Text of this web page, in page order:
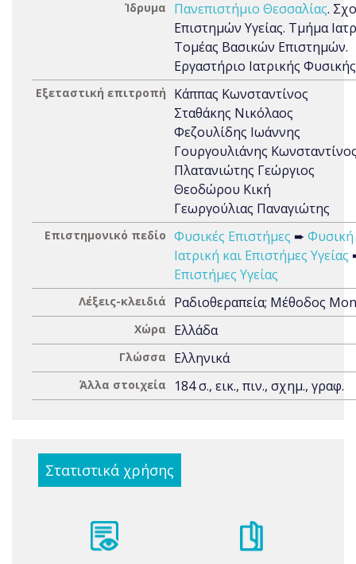
Ίδρυμα Πανεπιστήμιο Θεσσαλίας.
Επιστημών Υγείας. Τμήμα
Τομέας Βασικών Επιστημών.
Εργαστήριο Ιατρικής Φυσικής
Εξεταστική επιτροπή
Κάππας Κωνσταντίνος
Σταθάκης Νικόλαος
Φεζουλίδης Ιωάννης
Γουργουλιάνης
Πλατανιώτης Γεώργιος
Θεοδώρου Κική
Γεωργούλιας Παναγιώτης
Επιστημονικό πεδίο Φυσικές Επιστήμες ➨ Φυσική
Ιατρική και Επιστήμες Υγείας
Επιστήμες Υγείας
Λέξεις-κλειδιά Ραδιοθεραπεία; Μέθοδος
Χώρα Ελλάδα
Γλώσσα Ελληνικά
Άλλα στοιχεία 184 σ., εικ., πιν., σχημ., γραφ.
Στατιστικά χρήσης